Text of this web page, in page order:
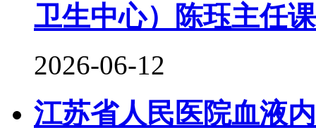
卫生中心）陈珏主任
2026-06-12
江苏省人民医院血液